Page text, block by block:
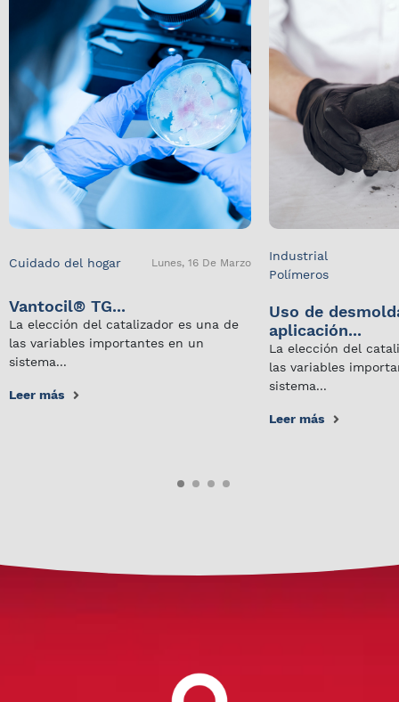
Cuidado del hogar Lunes, 16 De Marzo
Vantocil® TG...
La elección del catalizador es una de
las variables importantes en un
sistema...
Leer más
Industrial
Polímeros
Uso de
aplicación...
La elección del
las variables
sistema...
Leer más